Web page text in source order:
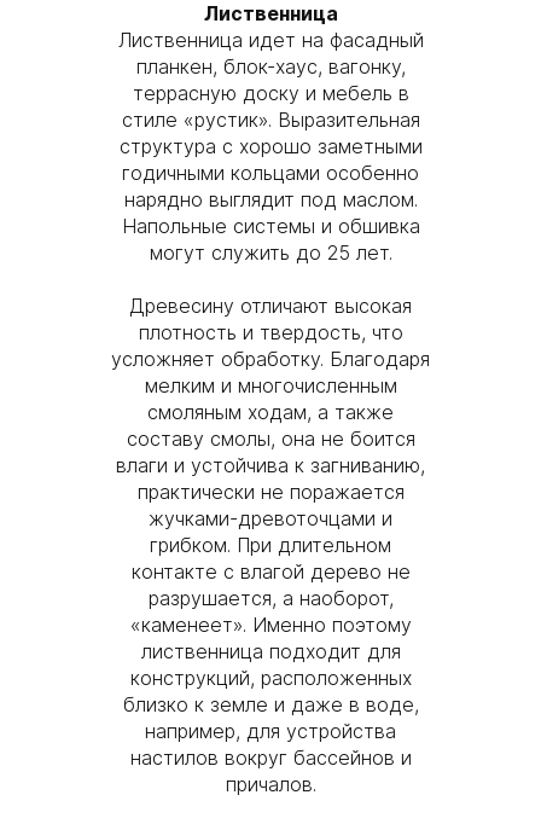
Лиственница
Лиственница идет на фасадный
планкен, блок-хаус, вагонку,
террасную доску и мебель в
стиле «рустик». Выразительная
структура с хорошо заметными
годичными кольцами особенно
нарядно выглядит под маслом.
Напольные системы и обшивка
могут служить до 25 лет.
Древесину отличают высокая
плотность и твердость, что
усложняет обработку. Благодаря
мелким и многочисленным
смоляным ходам, а также
составу смолы, она не боится
влаги и устойчива к загниванию,
практически не поражается
жучками-древоточцами и
грибком. При длительном
контакте с влагой дерево не
разрушается, а наоборот,
«каменеет». Именно поэтому
лиственница подходит для
конструкций, расположенных
близко к земле и даже в воде,
например, для устройства
настилов вокруг бассейнов и
причалов.